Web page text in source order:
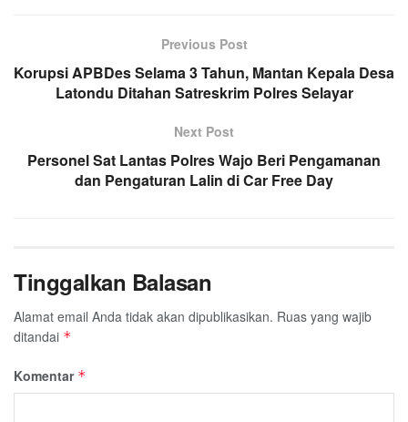
Previous Post
Korupsi APBDes Selama 3 Tahun, Mantan Kepala Desa
Latondu Ditahan Satreskrim Polres Selayar
Next Post
Personel Sat Lantas Polres Wajo Beri Pengamanan
dan Pengaturan Lalin di Car Free Day
Tinggalkan Balasan
Alamat email Anda tidak akan dipublikasikan. Ruas yang wajib
ditandai *
Komentar *